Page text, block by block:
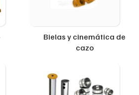
Bielas y cinemática de
cazo